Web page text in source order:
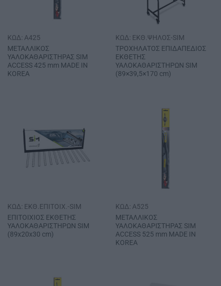
ΚΩΔ: A425
ΜΕΤΑΛΛΙΚΟΣ
ΥΑΛΟΚΑΘΑΡΙΣΤΗΡΑΣ SΙΜ
ACCESS 425 mm MADE IN
KOREA
ΚΩΔ: EKΘ.ΨHΛOΣ-SIM
ΤΡΟΧΗΛΑΤΟΣ ΕΠΙΔΑΠΕΔΙΟΣ
ΕΚΘΕΤΗΣ
ΥΑΛΟΚΑΘΑΡΙΣΤΗΡΩΝ SΙΜ
(89×39,5×170 cm)
ΚΩΔ: EKΘ.EΠITOIX.-SIM
ΕΠΙΤΟΙΧΙΟΣ ΕΚΘΕΤΗΣ
ΥΑΛΟΚΑΘΑΡΙΣΤΗΡΩΝ SΙΜ
(89x20x30 cm)
ΚΩΔ: A525
ΜΕΤΑΛΛΙΚΟΣ
ΥΑΛΟΚΑΘΑΡΙΣΤΗΡΑΣ SΙΜ
ACCESS 525 mm MADE IN
KOREA